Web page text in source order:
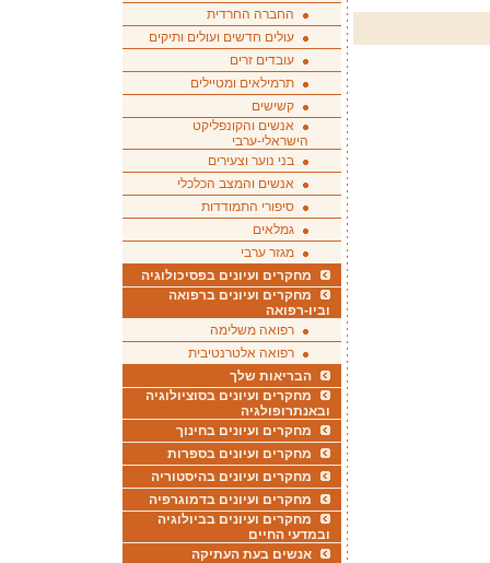
החברה החרדית
עולים חדשים ועולים ותיקים
עובדים זרים
תרמילאים ומטיילים
קשישים
אנשים והקונפליקט
הישראלי-ערבי
בני נוער וצעירים
אנשים והמצב הכלכלי
סיפורי התמודדות
גמלאים
מגזר ערבי
מחקרים ועיונים בפסיכולוגיה
מחקרים ועיונים ברפואה
וביו-רפואה
רפואה משלימה
רפואה אלטרנטיבית
הבריאות שלך
מחקרים ועיונים בסוציולוגיה
ובאנתרופולגיה
מחקרים ועיונים בחינוך
מחקרים ועיונים בספרות
מחקרים ועיונים בהיסטוריה
מחקרים ועיונים בדמוגרפיה
מחקרים ועיונים בביולוגיה
ובמדעי החיים
אנשים בעת העתיקה